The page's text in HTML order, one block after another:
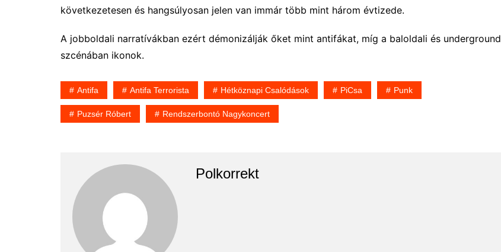
következetesen és hangsúlyosan jelen van immár több mint három évtizede.
A jobboldali narratívákban ezért démonizálják őket mint antifákat, míg a baloldali és underground
szcénában ikonok.
Antifa Antifa Terrorista Hétköznapi Csalódások PiCsa Punk
Puzsér Róbert Rendszerbontó Nagykoncert
Polkorrekt